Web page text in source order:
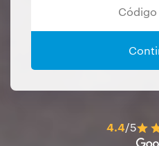
4.4/5